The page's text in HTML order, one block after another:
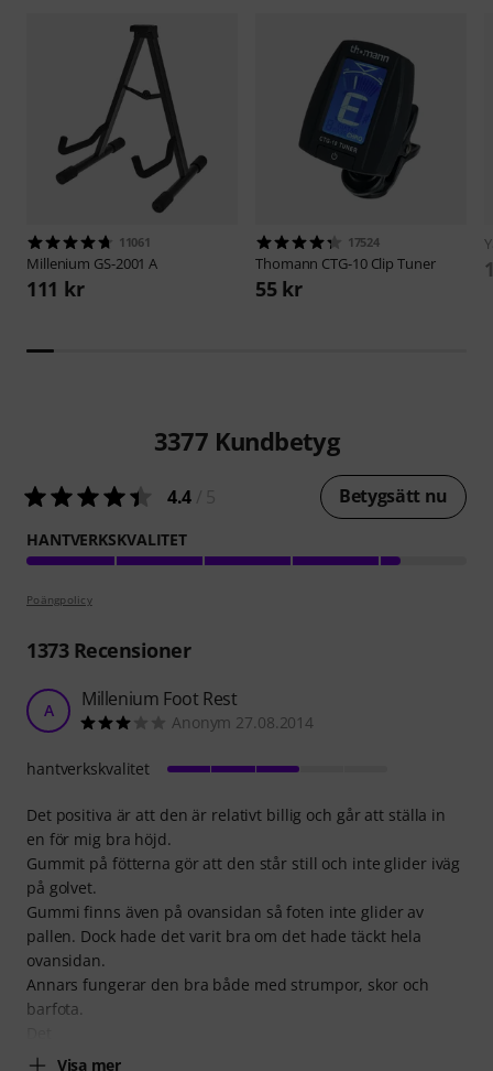
11061
Millenium GS-2001 A
111 kr
17524
Thomann CTG-10 Clip Tuner
55 kr
3377 Kundbetyg
4.4 Betygsätt nu
HANTVERKSKVALITET
Poängpolicy
1373Recensioner
A Millenium Foot Rest
Anonym 27.08.2014
Det positiva är att den är relativt billig och går att ställa in
en för mig bra höjd.
Gummit på fötterna gör att den står still och inte glider iväg
på golvet.
Gummi finns även på ovansidan så foten inte glider av
pallen. Dock hade det varit bra om det hade täckt hela
ovansidan.
Annars fungerar den bra både med strumpor, skor och
barfota.
Visa mer
hantverkskvalitet